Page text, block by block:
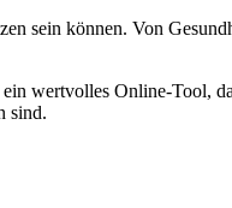
sein können. Von
wertvolles Online-Tool,
sind.